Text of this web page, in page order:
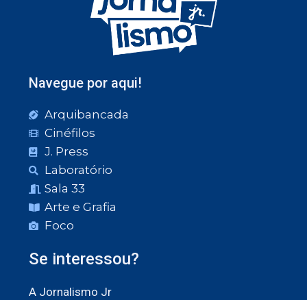
Navegue por aqui!
Arquibancada
Cinéfilos
J. Press
Laboratório
Sala 33
Arte e Grafia
Foco
Se interessou?
A Jornalismo Jr